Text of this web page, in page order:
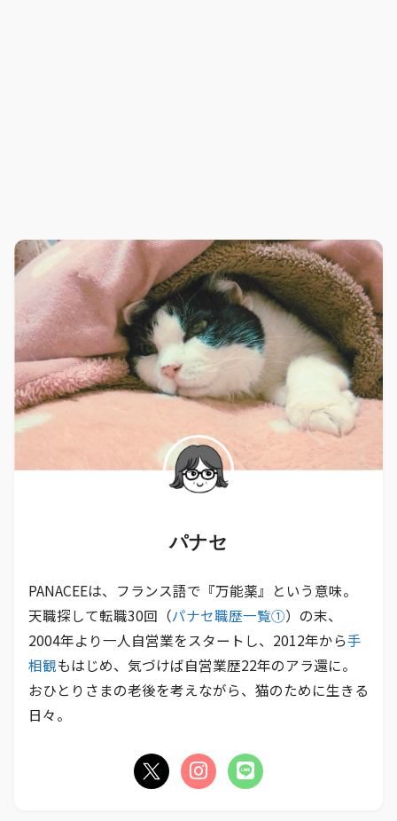
パナセ
PANACEEは、フランス語で『万能薬』という意味。
天職探して転職30回（パナセ職歴一覧①）の末、
2004年より一人自営業をスタートし、2012年から手
相観もはじめ、気づけば自営業歴22年のアラ還に。
おひとりさまの老後を考えながら、猫のために生きる
日々。